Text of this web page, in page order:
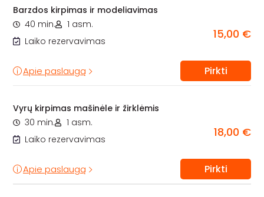
Barzdos kirpimas ir modeliavimas
40 min.
1 asm.
Laiko rezervavimas
15,00 €
Apie paslaugą Pirkti
Vyrų kirpimas mašinėle ir žirklėmis
30 min.
1 asm.
Laiko rezervavimas
18,00 €
Apie paslaugą Pirkti